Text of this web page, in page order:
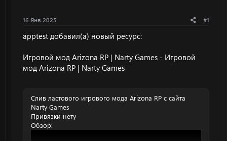
16 Янв 2025 #1
apptest добавил(а) новый ресурс:
Игровой мод Arizona RP | Narty Games - Игровой
мод Arizona RP | Narty Games
Слив ластового игрового мода Arizona RP с сайта
Narty Games
Привязки нету
Обзор: